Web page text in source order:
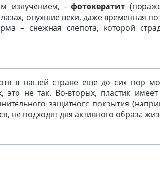
излучением, -фотокератит
опухшие веки, даже временная
– снежная слепота, которой
в нашей стране еще до сих пор
не так. Во-вторых, пластик
защитного покрытия
не подходят для активного образа